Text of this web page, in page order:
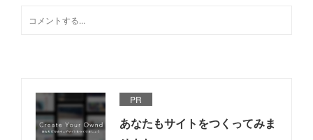
PR
あなたもサイトをつくってみま